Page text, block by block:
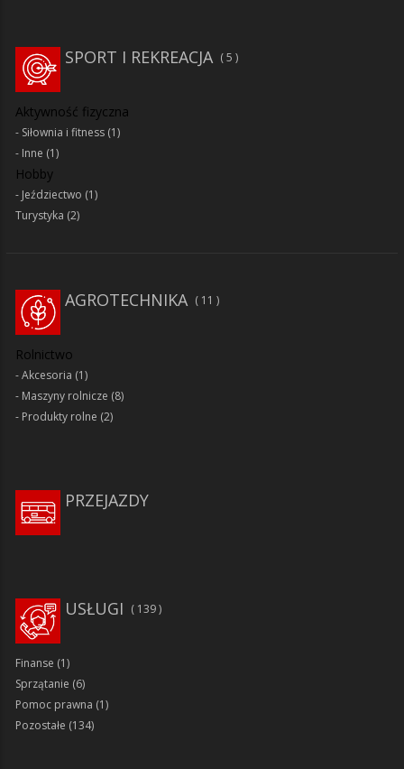
SPORT I REKREACJA 5
Aktywność fizyczna
Siłownia i fitness (1)
Inne (1)
Hobby
Jeździectwo (1)
Turystyka (2)
AGROTECHNIKA 11
Rolnictwo
Akcesoria (1)
Maszyny rolnicze (8)
Produkty rolne (2)
PRZEJAZDY
139
USŁUGI
Finanse (1)
Sprzątanie (6)
Pomoc prawna (1)
Pozostałe (134)